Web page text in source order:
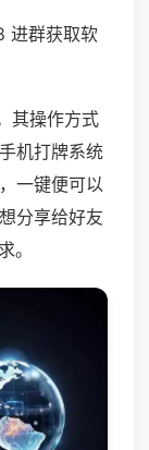
进群获取软
其操作方式
机打牌系统
一键便可以
分享给好友
。